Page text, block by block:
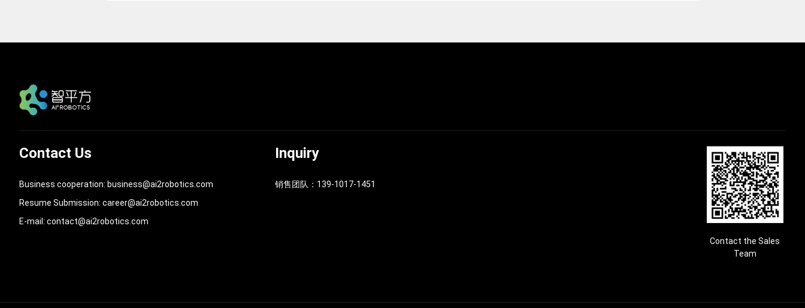
Contact Us
Business cooperation: business@ai2robotics.com
Resume Submission: career@ai2robotics.com
E-mail: contact@ai2robotics.com
Inquiry
销售团队：139-1017-1451
Contact the Sales
Team